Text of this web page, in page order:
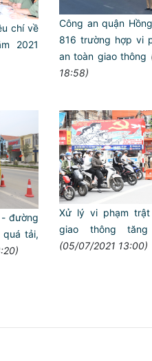
chí về
2021
Công an quận
816 trường hợp vi
an toàn giao thông
18:58)
đường
tải,
Xử lý vi phạm
giao thông
(05/07/2021 13:00)